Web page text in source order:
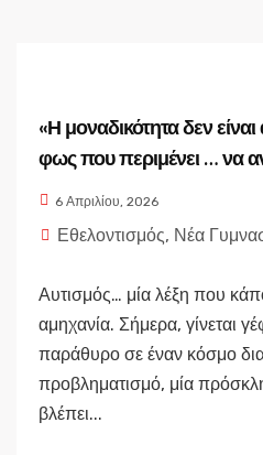
«Η μοναδικότητα δεν
φως που περιμένει … να
6 Απριλίου, 2026
Εθελοντισμός, Νέα
Αυτισμός… μία λέξη που
αμηχανία. Σήμερα, γίνεται
παράθυρο σε έναν κόσμο
προβληματισμό, μία
βλέπει...